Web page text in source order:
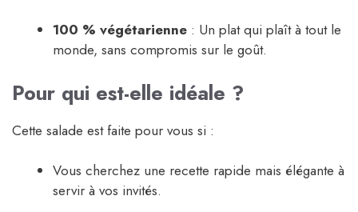
100 % végétarienne : Un plat qui plaît à tout le
monde, sans compromis sur le goût.
Pour qui est-elle idéale ?
Cette salade est faite pour vous si :
Vous cherchez une recette rapide mais élégante à
servir à vos invités.